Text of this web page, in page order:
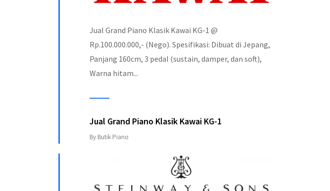
Jual Grand Piano Klasik Kawai KG-1 @
Rp.100.000.000,- (Nego). Spesifikasi: Dibuat di Jepang,
Panjang 160cm, 3 pedal (sustain, damper, dan soft),
Warna hitam...
Jual Grand Piano Klasik Kawai KG-1
By Butik Piano